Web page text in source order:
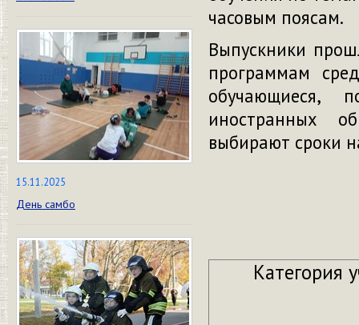
15.11.2025
День самбо
часовым поясам.
Выпускники
программам
обучающиеся,
иностранных
выбирают сроки
Категория